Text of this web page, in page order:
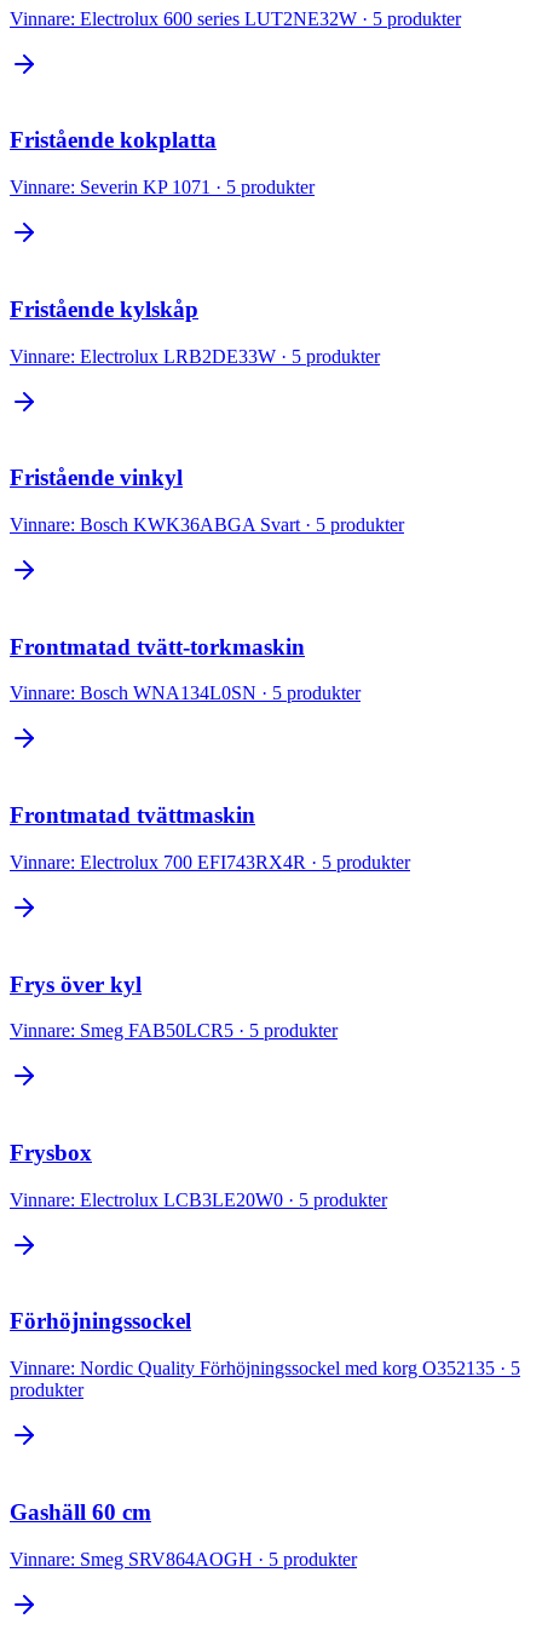
Vinnare: Electrolux 600 series LUT2NE32W · 5 produkter
Fristående kokplatta
Vinnare: Severin KP 1071 · 5 produkter
Fristående kylskåp
Vinnare: Electrolux LRB2DE33W · 5 produkter
Fristående vinkyl
Vinnare: Bosch KWK36ABGA Svart · 5 produkter
Frontmatad tvätt-torkmaskin
Vinnare: Bosch WNA134L0SN · 5 produkter
Frontmatad tvättmaskin
Vinnare: Electrolux 700 EFI743RX4R · 5 produkter
Frys över kyl
Vinnare: Smeg FAB50LCR5 · 5 produkter
Frysbox
Vinnare: Electrolux LCB3LE20W0 · 5 produkter
Förhöjningssockel
Vinnare: Nordic Quality Förhöjningssockel med korg O352135 · 5
produkter
Gashäll 60 cm
Vinnare: Smeg SRV864AOGH · 5 produkter